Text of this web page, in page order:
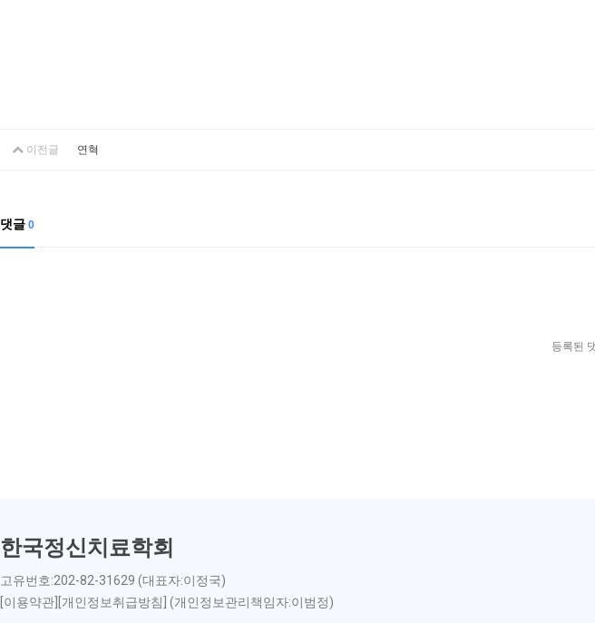
이전글 연혁
댓글 0
등록된
한국정신치료학회
고유번호:202-82-31629 (대표자:이정국)
[이용약관][개인정보취급방침] (개인정보관리책임자:이범정)